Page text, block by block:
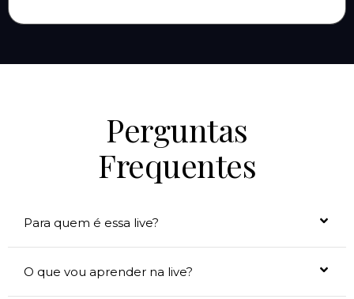
Perguntas
Frequentes
Para quem é essa live?
O que vou aprender na live?